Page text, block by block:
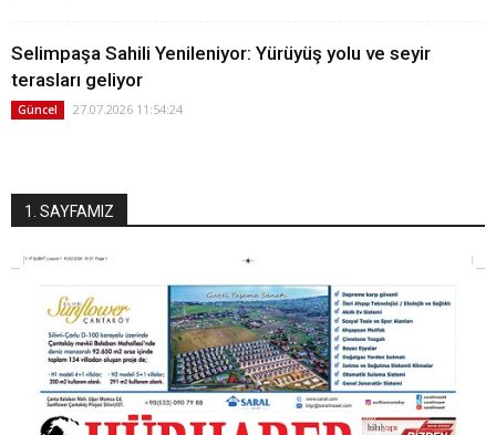
Selimpaşa Sahili Yenileniyor: Yürüyüş yolu ve seyir
terasları geliyor
Güncel 27.07.2026 11:54:24
1. SAYFAMIZ